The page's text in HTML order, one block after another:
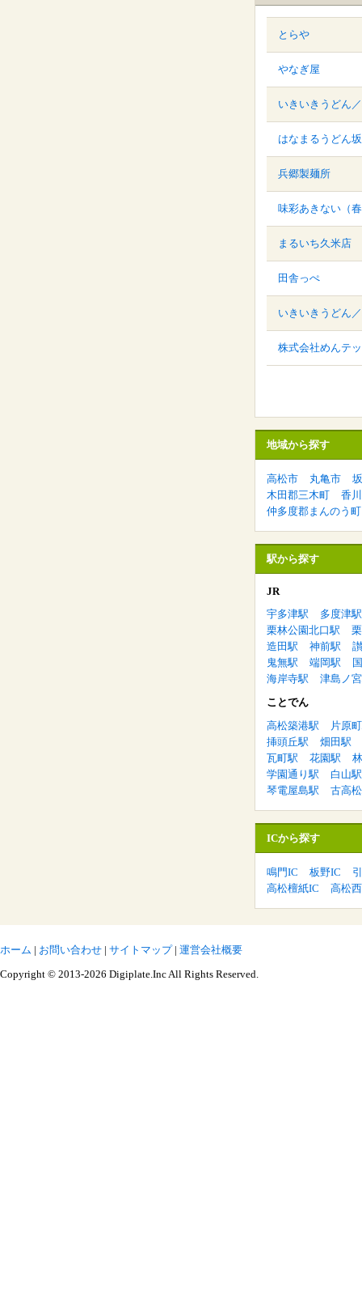
とらや
やなぎ屋
いきいきうどん
はなまるうどん
兵郷製麺所
味彩あきない（
まるいち久米店
田舎っぺ
いきいきうどん
株式会社めんテ
地域から探す
高松市 丸亀市
木田郡三木町
香
仲多度郡まんのう町
駅から探す
JR
宇多津駅
多度津駅
栗林公園北口駅
造田駅
神前駅
鬼無駅
端岡駅
海岸寺駅
津島ノ
ことでん
高松築港駅
片原
挿頭丘駅
畑田駅
瓦町駅
花園駅
学園通り駅
白山駅
琴電屋島駅
古高
ICから探す
鳴門IC 板野IC
高松檀紙IC
高松
ホーム | お問い合わせ | サイトマップ| 運営会社概要
Copyright © 2013-2026 Digiplate.Inc All Rights Reserved.